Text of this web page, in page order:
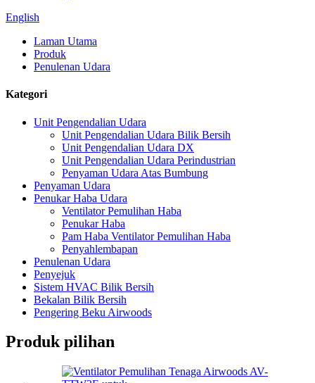
English
Laman Utama
Produk
Penulenan Udara
Kategori
Unit Pengendalian Udara
Unit Pengendalian Udara Bilik Bersih
Unit Pengendalian Udara DX
Unit Pengendalian Udara Perindustrian
Penyaman Udara Atas Bumbung
Penyaman Udara
Penukar Haba Udara
Ventilator Pemulihan Haba
Penukar Haba
Pam Haba Ventilator Pemulihan Haba
Penyahlembapan
Penulenan Udara
Penyejuk
Sistem HVAC Bilik Bersih
Bekalan Bilik Bersih
Pengering Beku Airwoods
Produk pilihan